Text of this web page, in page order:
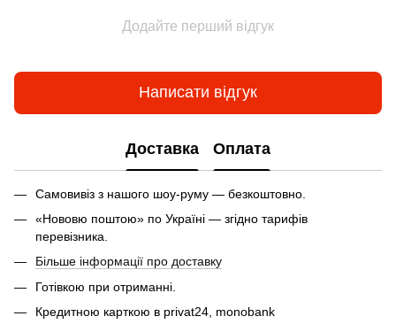
Додайте перший відгук
Написати відгук
Доставка Оплата
Самовивіз з нашого шоу-руму — безкоштовно.
«Нововю поштою» по Україні — згідно тарифів
перевізника.
Більше інформації про доставку
Готівкою при отриманні.
Кредитною карткою в privat24, monobank